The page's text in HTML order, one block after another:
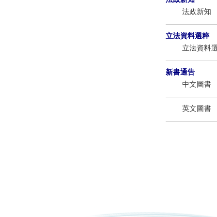
法政新知
立法資料選粹
立法資料
新書通告
中文圖書
英文圖書